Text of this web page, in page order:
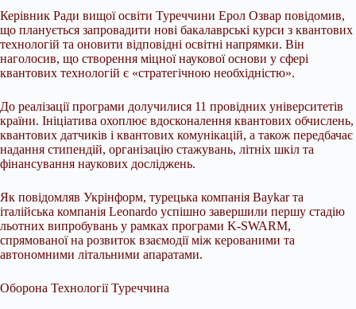
Керівник Ради вищої освіти Туреччини Ерол Озвар повідомив,
що планується запровадити нові бакалаврські курси з квантових
технологій та оновити відповідні освітні напрямки. Він
наголосив, що створення міцної наукової основи у сфері
квантових технологій є «стратегічною необхідністю».
До реалізації програми долучилися 11 провідних університетів
країни. Ініціатива охоплює вдосконалення квантових обчислень,
квантових датчиків і квантових комунікацій, а також передбачає
надання стипендій, організацію стажувань, літніх шкіл та
фінансування наукових досліджень.
Як повідомляв Укрінформ, турецька компанія Baykar та
італійська компанія Leonardo успішно завершили першу стадію
льотних випробувань у рамках програми K-SWARM,
спрямованої на розвиток взаємодії між керованими та
автономними літальними апаратами.
Оборона Технології Туреччина